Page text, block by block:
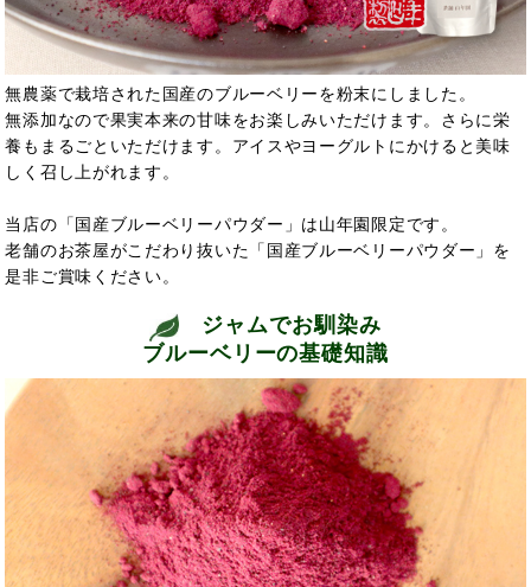
無農薬で栽培された国産のブルーベリーを粉末にしました。
無添加なので果実本来の甘味をお楽しみいただけます。さらに栄
養もまるごといただけます。アイスやヨーグルトにかけると美味
しく召し上がれます。
当店の「国産ブルーベリーパウダー」は山年園限定です。
老舗のお茶屋がこだわり抜いた「国産ブルーベリーパウダー」を
是非ご賞味ください。
ジャムでお馴染み
ブルーベリーの基礎知識